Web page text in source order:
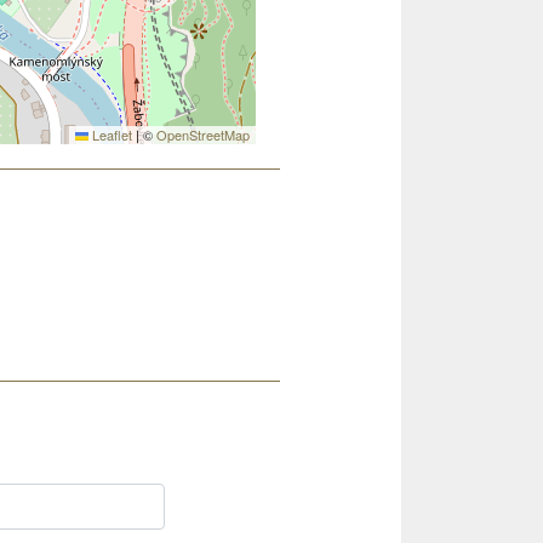
Leaflet |©OpenStreetMap